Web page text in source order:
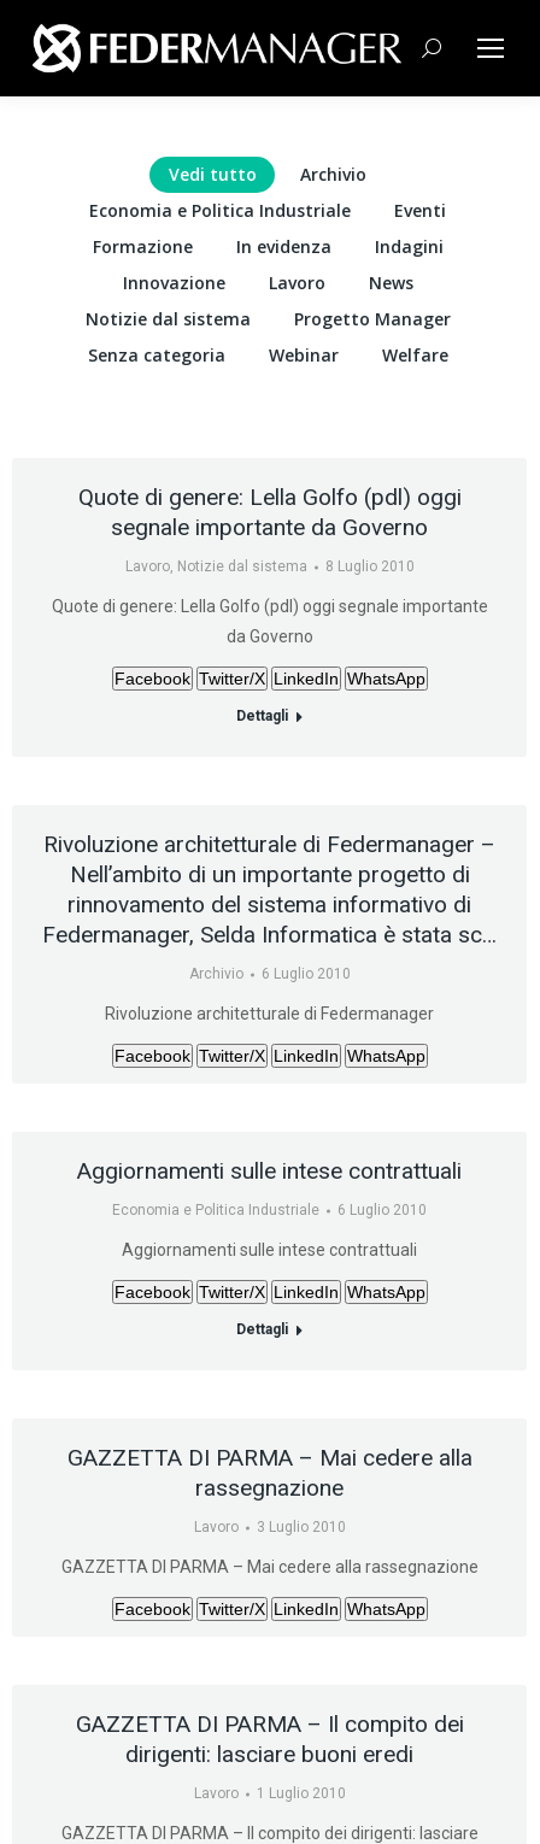
Cerca:
Vedi tutto
Archivio
Economia e Politica Industriale
Eventi
Formazione
In evidenza
Indagini
Innovazione
Lavoro
News
Notizie dal sistema
Progetto Manager
Senza categoria
Webinar Welfare
Quote di genere: Lella Golfo (pdl) oggi
segnale importante da Governo
Lavoro, Notizie dal sistema 8 Luglio 2010
Quote di genere: Lella Golfo (pdl) oggi segnale importante
da Governo
Facebook Twitter/X LinkedIn WhatsApp
Dettagli
Rivoluzione architetturale di Federmanager –
Nell’ambito di un importante progetto di
rinnovamento del sistema informativo di
Federmanager, Selda Informatica è stata sc…
Archivio 6 Luglio 2010
Rivoluzione architetturale di Federmanager
Facebook Twitter/X LinkedIn WhatsApp
Aggiornamenti sulle intese contrattuali
Economia e Politica Industriale 6 Luglio 2010
Aggiornamenti sulle intese contrattuali
Facebook Twitter/X LinkedIn WhatsApp
Dettagli
GAZZETTA DI PARMA – Mai cedere alla
rassegnazione
Lavoro 3 Luglio 2010
GAZZETTA DI PARMA – Mai cedere alla rassegnazione
Facebook Twitter/X LinkedIn WhatsApp
GAZZETTA DI PARMA – Il compito dei
dirigenti: lasciare buoni eredi
Lavoro 1 Luglio 2010
GAZZETTA DI PARMA – Il compito dei dirigenti: lasciare